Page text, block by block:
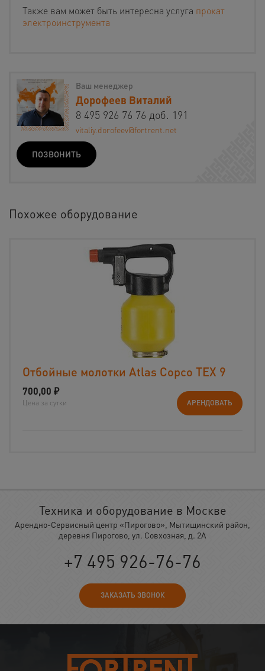
Также вам может быть интересна услуга прокат
электроинструмента
Ваш менеджер
Дорофеев Виталий
8 495 926 76 76 доб. 191
vitaliy.dorofeev@fortrent.net
ПОЗВОНИТЬ
Похожее оборудование
Отбойные молотки Atlas Copco TEX 9
700,00 ₽
Цена за сутки АРЕНДОВАТЬ
Техника и оборудование в Москве
Арендно-Сервисный центр «Пирогово», Мытищинский район,
деревня Пирогово, ул. Совхозная, д. 2А
+7 495 926-76-76
ЗАКАЗАТЬ ЗВОНОК